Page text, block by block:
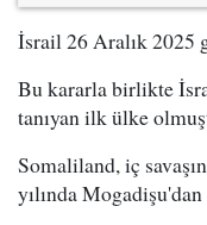
İsrail 26 Aralık 2025
Bu kararla birlikte
tanıyan ilk ülke
Somaliland, iç
yılında Mogadişu'dan